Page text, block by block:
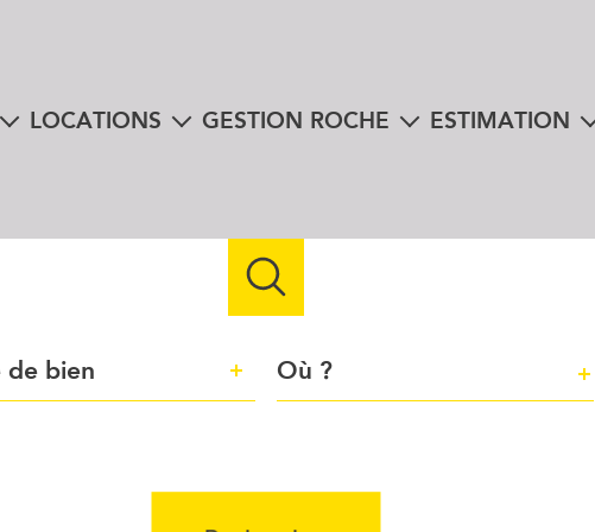
LOCATIONS GESTION ROCHE ESTIMATION
de bien